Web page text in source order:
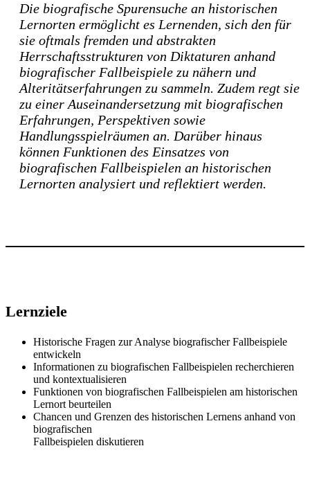
Die biografische Spurensuche an historischen
Lernorten ermöglicht es Lernenden, sich den für
sie oftmals fremden und abstrakten
Herrschaftsstrukturen von Diktaturen anhand
biografischer Fallbeispiele zu nähern und
Alteritätserfahrungen zu sammeln. Zudem regt sie
zu einer Auseinandersetzung mit biografischen
Erfahrungen, Perspektiven sowie
Handlungsspielräumen an. Darüber hinaus
können Funktionen des Einsatzes von
biografischen Fallbeispielen an historischen
Lernorten analysiert und reflektiert werden.
Lernziele
Historische Fragen zur Analyse biografischer Fallbeispiele
entwickeln
Informationen zu biografischen Fallbeispielen recherchieren
und kontextualisieren
Funktionen von biografischen Fallbeispielen am historischen
Lernort beurteilen
Chancen und Grenzen des historischen Lernens anhand von
biografischen
Fallbeispielen diskutieren